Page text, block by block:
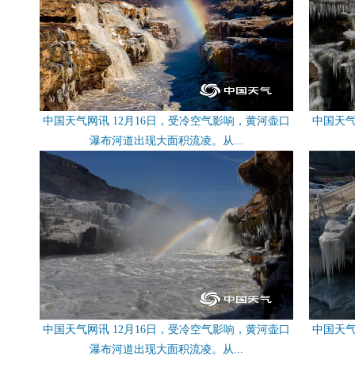
中国天气网讯 12月16日，受冷空气影响，黄河壶口
瀑布河道出现大面积流凌。从...
中国天
中国天气网讯 12月16日，受冷空气影响，黄河壶口
瀑布河道出现大面积流凌。从...
中国天